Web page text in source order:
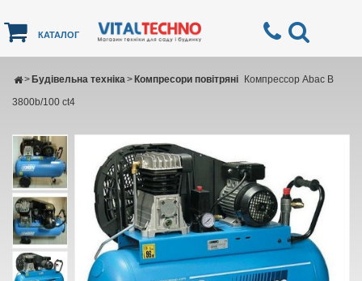
КАТАЛОГ
Будівельна техніка
> Компресори повітряні
>
Компрессор Abac B
3800b/100 ct4